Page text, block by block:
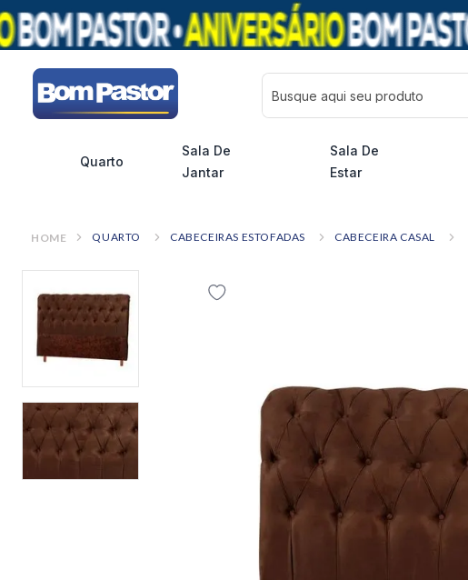
Busque aqui seu produto
Quarto
Sala De
Jantar
Sala De
Estar
QUARTO CABECEIRAS ESTOFADAS CABECEIRA CASAL